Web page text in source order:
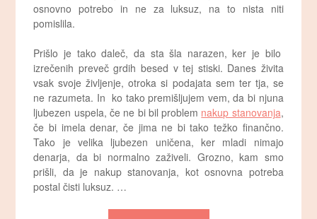
osnovno potrebo in ne za luksuz, na to nista niti
pomislila.
Prišlo je tako daleč, da sta šla narazen, ker je bilo
izrečenih preveč grdih besed v tej stiski. Danes živita
vsak svoje življenje, otroka si podajata sem ter tja, se
ne razumeta. In ko tako premišljujem vem, da bi njuna
ljubezen uspela, če ne bi bil problem nakup stanovanja,
če bi imela denar, če jima ne bi tako težko finančno.
Tako je velika ljubezen uničena, ker mladi nimajo
denarja, da bi normalno zaživeli. Grozno, kam smo
prišli, da je nakup stanovanja, kot osnovna potreba
postal čisti luksuz. …